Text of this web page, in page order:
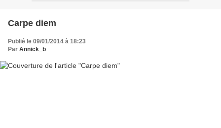
Carpe diem
Publié le 09/01/2014 à 18:23
Par Annick_b